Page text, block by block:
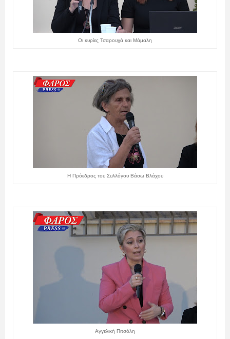
Οι κυρίες Τσαρουχά και Μάμαλη
Η Πρόεδρος του Συλλόγου Βάσω Βλάχου
Αγγελική Πιτσόλη